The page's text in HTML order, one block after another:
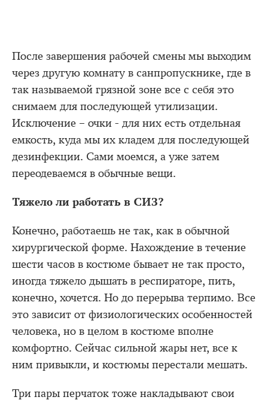
После завершения рабочей смены мы выходим
через другую комнату в санпропускнике, где в
так называемой грязной зоне все с себя это
снимаем для последующей утилизации.
Исключение – очки - для них есть отдельная
емкость, куда мы их кладем для последующей
дезинфекции. Сами моемся, а уже затем
переодеваемся в обычные вещи.
Тяжело ли работать в СИЗ?
Конечно, работаешь не так, как в обычной
хирургической форме. Нахождение в течение
шести часов в костюме бывает не так просто,
иногда тяжело дышать в респираторе, пить,
конечно, хочется. Но до перерыва терпимо. Все
это зависит от физиологических особенностей
человека, но в целом в костюме вполне
комфортно. Сейчас сильной жары нет, все к
ним привыкли, и костюмы перестали мешать.
Три пары перчаток тоже накладывают свои